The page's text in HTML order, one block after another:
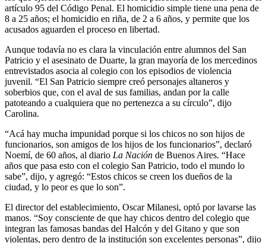
artículo 95 del Código Penal. El homicidio simple tiene una pena de
8 a 25 años; el homicidio en riña, de 2 a 6 años, y permite que los
acusados aguarden el proceso en libertad.
Aunque todavía no es clara la vinculación entre alumnos del San
Patricio y el asesinato de Duarte, la gran mayoría de los mercedinos
entrevistados asocia al colegio con los episodios de violencia
juvenil. “El San Patricio siempre creó personajes altaneros y
soberbios que, con el aval de sus familias, andan por la calle
patoteando a cualquiera que no pertenezca a su círculo”, dijo
Carolina.
“Acá hay mucha impunidad porque si los chicos no son hijos de
funcionarios, son amigos de los hijos de los funcionarios”, declaró
Noemí, de 60 años, al diario La Nación de Buenos Aires. “Hace
años que pasa esto con el colegio San Patricio, todo el mundo lo
sabe”, dijo, y agregó: “Estos chicos se creen los dueños de la
ciudad, y lo peor es que lo son”.
El director del establecimiento, Oscar Milanesi, optó por lavarse las
manos. “Soy consciente de que hay chicos dentro del colegio que
integran las famosas bandas del Halcón y del Gitano y que son
violentas, pero dentro de la institución son excelentes personas”, dijo